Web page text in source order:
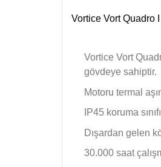
Vortice Vort Quadro
Vortice Vort
gövdeye sahiptir.
Motoru termal
IP45 koruma
Dışardan gelen
30.000 saat